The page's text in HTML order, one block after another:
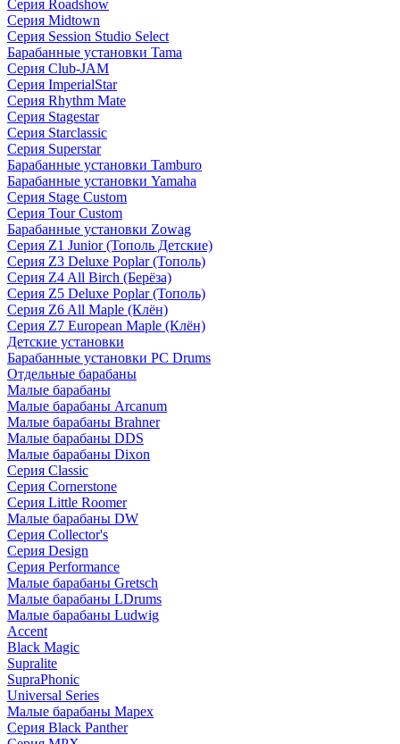
Серия Roadshow
Серия Midtown
Серия Session Studio Select
Барабанные установки Tama
Серия Club-JAM
Серия ImperialStar
Серия Rhythm Mate
Серия Stagestar
Серия Starclassic
Серия Superstar
Барабанные установки Tamburo
Барабанные установки Yamaha
Серия Stage Custom
Серия Tour Custom
Барабанные установки Zowag
Серия Z1 Junior (Тополь Детские)
Серия Z3 Deluxe Poplar (Тополь)
Серия Z4 All Birch (Берёза)
Серия Z5 Deluxe Poplar (Тополь)
Серия Z6 All Maple (Клён)
Серия Z7 European Maple (Клён)
Детские установки
Барабанные установки PC Drums
Отдельные барабаны
Малые барабаны
Малые барабаны Arcanum
Малые барабаны Brahner
Малые барабаны DDS
Малые барабаны Dixon
Серия Classic
Серия Cornerstone
Серия Little Roomer
Малые барабаны DW
Серия Collector's
Серия Design
Серия Performance
Малые барабаны Gretsch
Малые барабаны LDrums
Малые барабаны Ludwig
Accent
Black Magic
Supralite
SupraPhonic
Universal Series
Малые барабаны Mapex
Серия Black Panther